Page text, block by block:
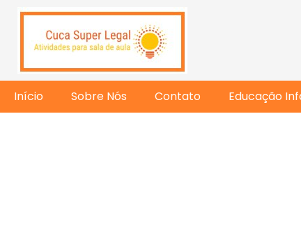
Início Sobre Nós Contato Educação